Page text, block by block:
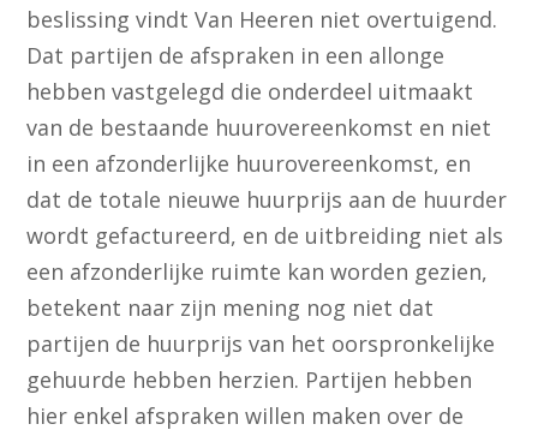
beslissing vindt Van Heeren niet overtuigend.
Dat partijen de afspraken in een allonge
hebben vastgelegd die onderdeel uitmaakt
van de bestaande huurovereenkomst en niet
in een afzonderlijke huurovereenkomst, en
dat de totale nieuwe huurprijs aan de huurder
wordt gefactureerd, en de uitbreiding niet als
een afzonderlijke ruimte kan worden gezien,
betekent naar zijn mening nog niet dat
partijen de huurprijs van het oorspronkelijke
gehuurde hebben herzien. Partijen hebben
hier enkel afspraken willen maken over de